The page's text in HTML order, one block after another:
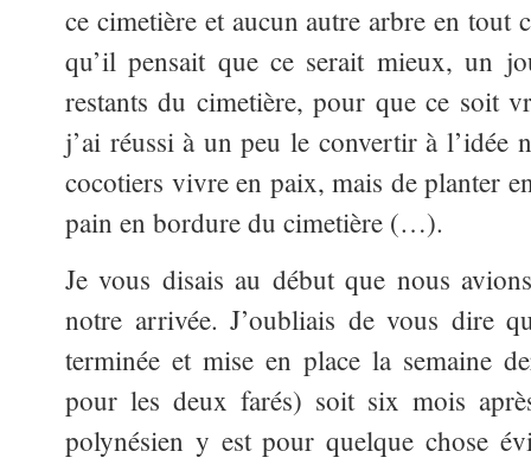
ce cimetière et aucun autre arbre en tout
qu’il pensait que ce serait mieux, un
restants du cimetière, pour que ce soit
j’ai réussi à un peu le convertir à l’idée
cocotiers vivre en paix, mais de planter
pain en bordure du cimetière (…).
Je vous disais au début que nous
notre arrivée. J’oubliais de vous dire
terminée et mise en place la semaine
pour les deux farés) soit six mois
polynésien y est pour quelque chose